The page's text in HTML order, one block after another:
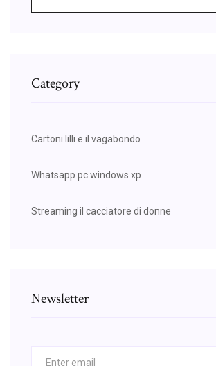
Category
Cartoni lilli e il vagabondo
Whatsapp pc windows xp
Streaming il cacciatore di donne
Newsletter